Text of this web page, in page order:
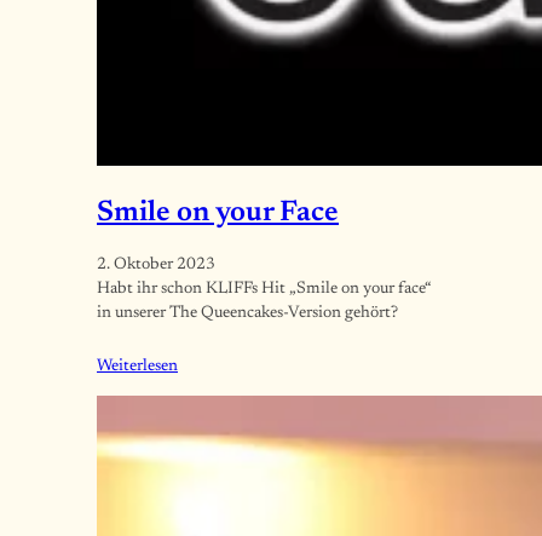
Smile on your Face
2. Oktober 2023
Habt ihr schon KLIFFs Hit „Smile on your face“
in unserer The Queencakes-Version gehört?
Weiterlesen